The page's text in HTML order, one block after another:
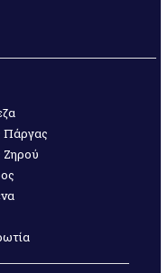
Πάργας
Ζηρού